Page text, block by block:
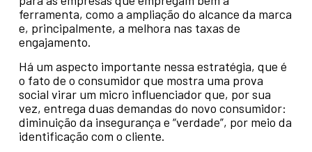
ferramenta, como a ampliação do alcance da marca
e, principalmente, a melhora nas taxas de
engajamento.
Há um aspecto importante nessa estratégia, que é
o fato de o consumidor que mostra uma prova
social virar um micro influenciador que, por sua
vez, entrega duas demandas do novo consumidor:
diminuição da insegurança e “verdade”, por meio da
identificação com o cliente.